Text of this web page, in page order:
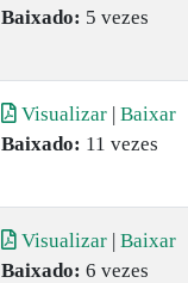
Baixado: 5 vezes
Visualizar | Baixar
Baixado: 11 vezes
Visualizar | Baixar
Baixado: 6 vezes